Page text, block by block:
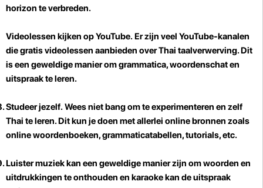
horizon te verbreden.
Videolessen kijken op YouTube.Er zijn veel YouTube-kanalen
die gratis videolessen aanbieden over Thai taalverwerving. Dit
is een geweldige manier om grammatica, woordenschat en
uitspraak te leren.
Studeer jezelf.Wees niet bang om te experimenteren en zelf
Thai te leren. Dit kun je doen met allerlei online bronnen zoals
online woordenboeken, grammaticatabellen, tutorials, etc.
Luister muziek kan een geweldige manier zijn om woorden en
uitdrukkingen te onthouden en karaoke kan de uitspraak